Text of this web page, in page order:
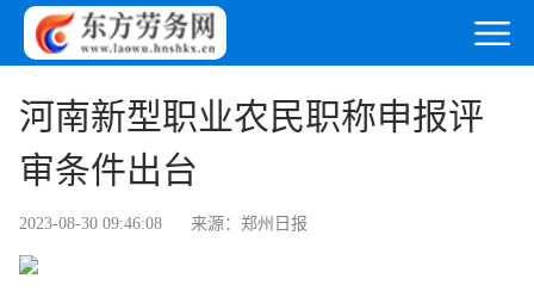
河南新型职业农民职称申报评
审条件出台
2023-08-30 09:46:08 来源：郑州日报